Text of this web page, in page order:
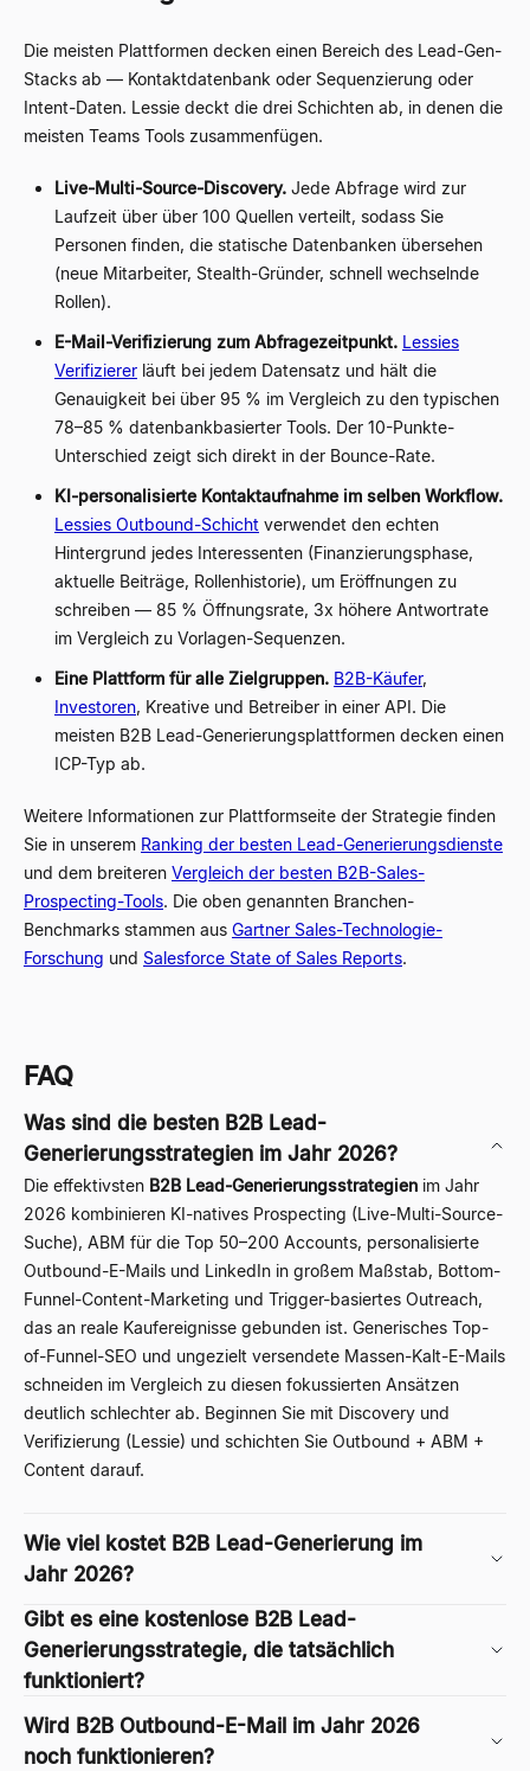
Die meisten Plattformen decken einen Bereich des Lead-Gen-
Stacks ab — Kontaktdatenbank oder Sequenzierung oder
Intent-Daten. Lessie deckt die drei Schichten ab, in denen die
meisten Teams Tools zusammenfügen.
Live-Multi-Source-Discovery. Jede Abfrage wird zur
Laufzeit über über 100 Quellen verteilt, sodass Sie
Personen finden, die statische Datenbanken übersehen
(neue Mitarbeiter, Stealth-Gründer, schnell wechselnde
Rollen).
E-Mail-Verifizierung zum Abfragezeitpunkt. Lessies
Verifizierer läuft bei jedem Datensatz und hält die
Genauigkeit bei über 95 % im Vergleich zu den typischen
78–85 % datenbankbasierter Tools. Der 10-Punkte-
Unterschied zeigt sich direkt in der Bounce-Rate.
KI-personalisierte Kontaktaufnahme im selben Workflow.
Lessies Outbound-Schicht verwendet den echten
Hintergrund jedes Interessenten (Finanzierungsphase,
aktuelle Beiträge, Rollenhistorie), um Eröffnungen zu
schreiben — 85 % Öffnungsrate, 3x höhere Antwortrate
im Vergleich zu Vorlagen-Sequenzen.
Eine Plattform für alle Zielgruppen. B2B-Käufer,
Investoren, Kreative und Betreiber in einer API. Die
meisten B2B Lead-Generierungsplattformen decken einen
ICP-Typ ab.
Weitere Informationen zur Plattformseite der Strategie finden
Sie in unserem Ranking der besten Lead-Generierungsdienste
und dem breiteren Vergleich der besten B2B-Sales-
Prospecting-Tools. Die oben genannten Branchen-
Benchmarks stammen aus Gartner Sales-Technologie-
Forschung und Salesforce State of Sales Reports.
FAQ
Was sind die besten B2B Lead-
Generierungsstrategien im Jahr 2026?
Die effektivsten B2B Lead-Generierungsstrategien im Jahr
2026 kombinieren KI-natives Prospecting (Live-Multi-Source-
Suche), ABM für die Top 50–200 Accounts, personalisierte
Outbound-E-Mails und LinkedIn in großem Maßstab, Bottom-
Funnel-Content-Marketing und Trigger-basiertes Outreach,
das an reale Kaufereignisse gebunden ist. Generisches Top-
of-Funnel-SEO und ungezielt versendete Massen-Kalt-E-Mails
schneiden im Vergleich zu diesen fokussierten Ansätzen
deutlich schlechter ab. Beginnen Sie mit Discovery und
Verifizierung (Lessie) und schichten Sie Outbound + ABM +
Content darauf.
Wie viel kostet B2B Lead-Generierung im
Jahr 2026?
Gibt es eine kostenlose B2B Lead-
Generierungsstrategie, die tatsächlich
funktioniert?
Wird B2B Outbound-E-Mail im Jahr 2026
noch funktionieren?